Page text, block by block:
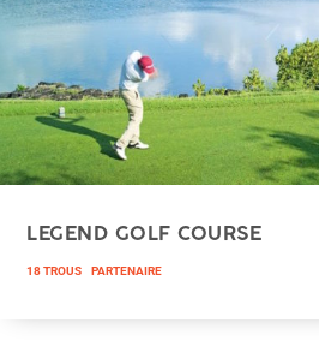
LEGEND GOLF COURSE
18 TROUS PARTENAIRE